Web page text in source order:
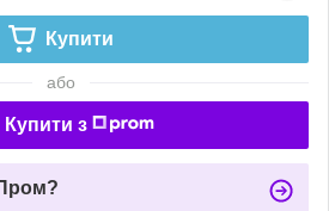
Купити
або
Купити з